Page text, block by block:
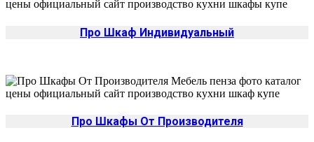
Про Шкаф Индивидуальный
Про Шкафы От Производителя